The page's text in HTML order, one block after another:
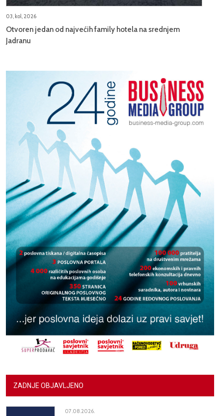
03, kol, 2026
Otvoren jedan od najvećih family hotela na srednjem
Jadranu
ZADNJE OBJAVLJENO
07.08.2026.